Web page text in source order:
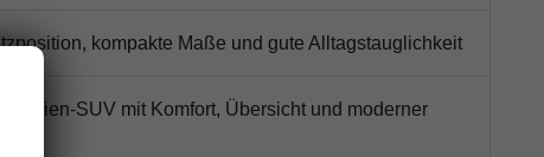
kompakte Maße und gute Alltagstauglichkeit
SUV mit Komfort, Übersicht und moderner